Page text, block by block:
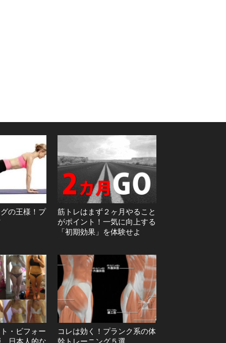
の王様！プ
筋トレはまず２ヶ月やること
がポイント！一気に向上する
「初期効果」を体験せよ
・ビフォー
コレは効く！プランク系の体